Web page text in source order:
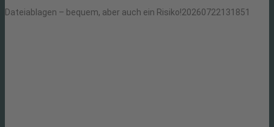
Dateiablagen – bequem, aber auch ein Risiko!20260722131851